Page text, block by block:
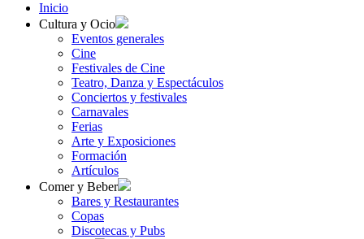
Inicio
Cultura y Ocio
Eventos generales
Cine
Festivales de Cine
Teatro, Danza y Espectáculos
Conciertos y festivales
Carnavales
Ferias
Arte y Exposiciones
Formación
Artículos
Comer y Beber
Bares y Restaurantes
Copas
Discotecas y Pubs